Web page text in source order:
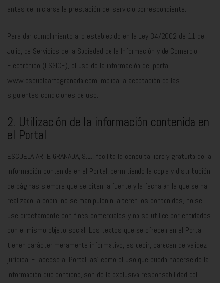
antes de iniciarse la prestación del servicio correspondiente.
Para dar cumplimiento a lo establecido en la Ley 34/2002 de 11 de
Julio, de Servicios de la Sociedad de la Información y de Comercio
Electrónico (LSSICE), el uso de la información del portal
www.escuelaartegranada.com implica la aceptación de las
siguientes condiciones de uso.
2. Utilización de la información contenida en
el Portal
ESCUELA ARTE GRANADA, S.L., facilita la consulta libre y gratuita de la
información contenida en el Portal, permitiendo la copia y distribución
de páginas siempre que se citen la fuente y la fecha en la que se ha
realizado la copia, no se manipulen ni alteren los contenidos, no se
use directamente con fines comerciales y no se utilice por entidades
con el mismo objeto social. Los textos que se ofrecen en el Portal
tienen carácter meramente informativo, es decir, carecen de validez
jurídica. El acceso al Portal, así como el uso que pueda hacerse de la
información que contiene, son de la exclusiva responsabilidad del